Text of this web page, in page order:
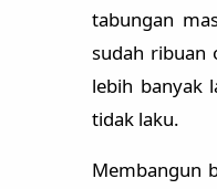
tabungan
sudah ribuan
lebih banyak
tidak laku.
Membangun